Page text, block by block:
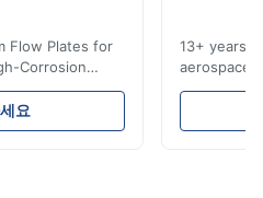
Flow Plates for
Corrosion
Xinhaisen
etched flow
요
13+ years
aerospace,
instant